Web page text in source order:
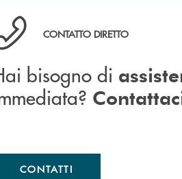
Hai bisogno di assistenza
CONTATTO DIRETTO
bisogno di
CONTATTI